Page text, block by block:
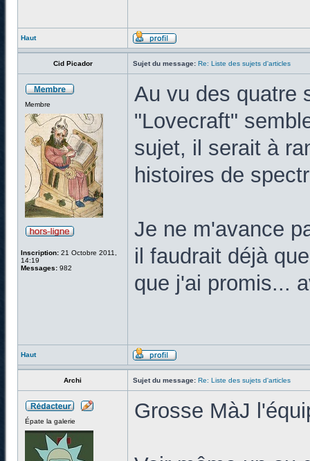
Haut
Cid Picador Sujet du message: Re: Liste des sujets d'articles
Membre
Inscription: 21 Octobre 2011,
14:19
Messages: 982
Au vu des quatre
"Lovecraft"
sujet, il serait à
histoires de
Je ne m'avance
il faudrait déjà
que j'ai promis...
Haut
Archi Sujet du message: Re: Liste des sujets d'articles
Épate la galerie Grosse MàJ